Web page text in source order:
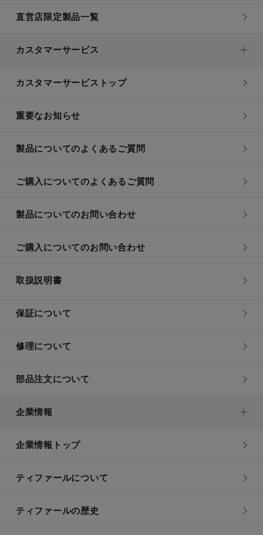
直営店限定製品一覧
カスタマーサービス
カスタマーサービストップ
重要なお知らせ
製品についてのよくあるご質問
ご購入についてのよくあるご質問
製品についてのお問い合わせ
ご購入についてのお問い合わせ
取扱説明書
保証について
修理について
部品注文について
企業情報
企業情報トップ
ティファールについて
ティファールの歴史